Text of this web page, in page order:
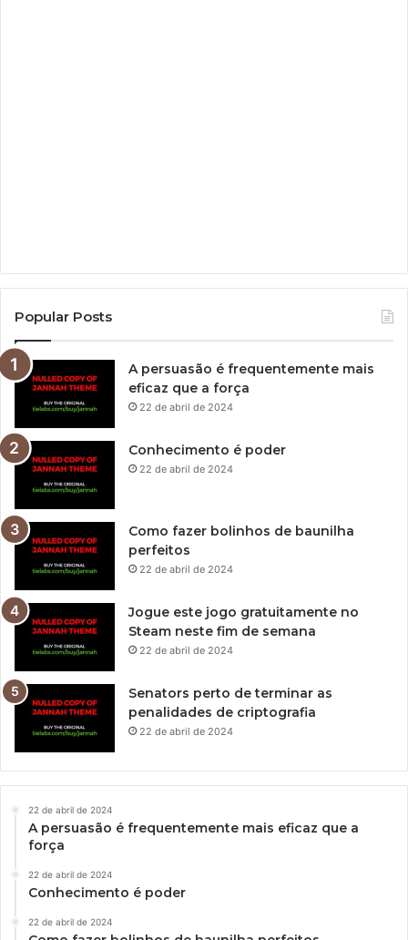
Popular Posts
A persuasão é frequentemente mais
eficaz que a força
22 de abril de 2024
Conhecimento é poder
22 de abril de 2024
Como fazer bolinhos de baunilha
perfeitos
22 de abril de 2024
Jogue este jogo gratuitamente no
Steam neste fim de semana
22 de abril de 2024
Senators perto de terminar as
penalidades de criptografia
22 de abril de 2024
22 de abril de 2024
A persuasão é frequentemente mais eficaz que a
força
22 de abril de 2024
Conhecimento é poder
22 de abril de 2024